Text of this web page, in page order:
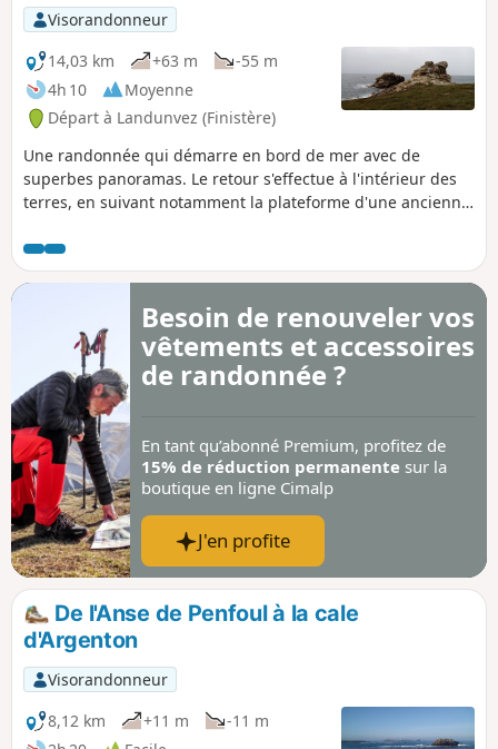
Visorandonneur
14,03 km
+63 m
-55 m
4h 10
Moyenne
Départ à Landunvez (Finistère)
Une randonnée qui démarre en bord de mer avec de
superbes panoramas. Le retour s'effectue à l'intérieur des
terres, en suivant notamment la plateforme d'une ancienne
Besoin de renouveler vos
vêtements et accessoires
de randonnée ?
En tant qu’abonné Premium, profitez de
15% de réduction permanente sur la
boutique en ligne Cimalp
J'en profite
De l'Anse de Penfoul à la cale
d'Argenton
Visorandonneur
8,12 km
+11 m
-11 m